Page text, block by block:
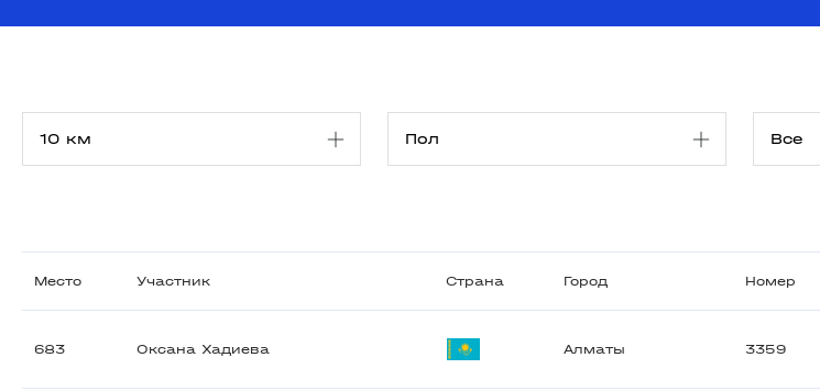
Место Участник Страна Город Номер
683 Оксана Хадиева Алматы 3359